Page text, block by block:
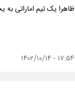
ظاهرا یک تیم اماراتی
۱۷:۵۴ - ۱۴۰۲/۱۰/۱۴